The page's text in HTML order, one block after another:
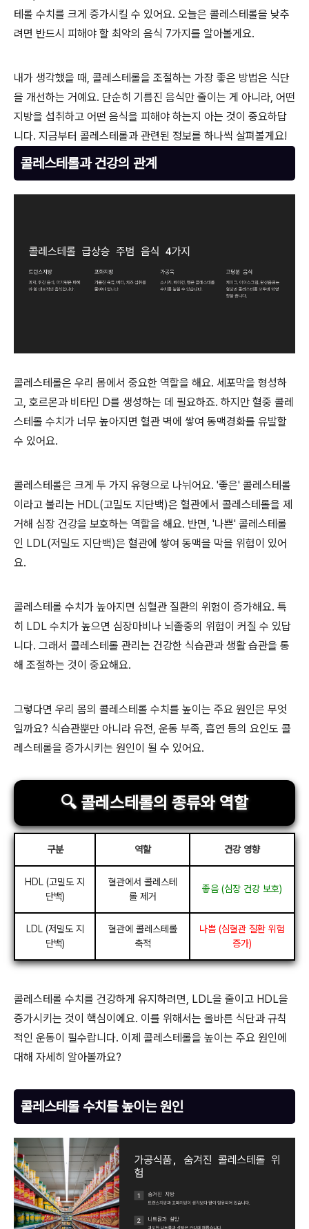
테롤 수치를 크게 증가시킬 수 있어요. 오늘은 콜레스테롤을 낮추
려면 반드시 피해야 할 최악의 음식 7가지를 알아볼게요.
내가 생각했을 때, 콜레스테롤을 조절하는 가장 좋은 방법은 식단
을 개선하는 거예요. 단순히 기름진 음식만 줄이는 게 아니라, 어떤
지방을 섭취하고 어떤 음식을 피해야 하는지 아는 것이 중요하답
니다. 지금부터 콜레스테롤과 관련된 정보를 하나씩 살펴볼게요!
콜레스테롤과 건강의 관계
콜레스테롤은 우리 몸에서 중요한 역할을 해요. 세포막을 형성하
고, 호르몬과 비타민 D를 생성하는 데 필요하죠. 하지만 혈중 콜레
스테롤 수치가 너무 높아지면 혈관 벽에 쌓여 동맥경화를 유발할
수 있어요.
콜레스테롤은 크게 두 가지 유형으로 나뉘어요. '좋은' 콜레스테롤
이라고 불리는 HDL(고밀도 지단백)은 혈관에서 콜레스테롤을 제
거해 심장 건강을 보호하는 역할을 해요. 반면, '나쁜' 콜레스테롤
인 LDL(저밀도 지단백)은 혈관에 쌓여 동맥을 막을 위험이 있어
요.
콜레스테롤 수치가 높아지면 심혈관 질환의 위험이 증가해요. 특
히 LDL 수치가 높으면 심장마비나 뇌졸중의 위험이 커질 수 있답
니다. 그래서 콜레스테롤 관리는 건강한 식습관과 생활 습관을 통
해 조절하는 것이 중요해요.
그렇다면 우리 몸의 콜레스테롤 수치를 높이는 주요 원인은 무엇
일까요? 식습관뿐만 아니라 유전, 운동 부족, 흡연 등의 요인도 콜
레스테롤을 증가시키는 원인이 될 수 있어요.
🔍 콜레스테롤의 종류와 역할
구분 역할 건강 영향
HDL (고밀도 지
단백)
혈관에서 콜레스테
롤 제거
좋음 (심장 건강 보호)
LDL (저밀도 지
단백)
혈관에 콜레스테롤
축적
나쁨 (심혈관 질환 위험
증가)
콜레스테롤 수치를 건강하게 유지하려면, LDL을 줄이고 HDL을
증가시키는 것이 핵심이에요. 이를 위해서는 올바른 식단과 규칙
적인 운동이 필수랍니다. 이제 콜레스테롤을 높이는 주요 원인에
대해 자세히 알아볼까요?
콜레스테롤 수치를 높이는 원인